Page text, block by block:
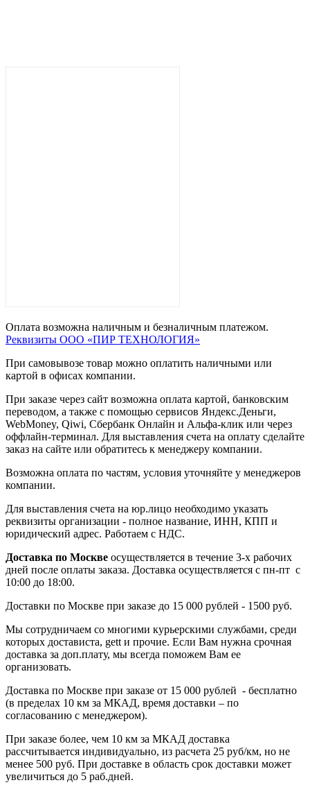
Оплата возможна наличным и безналичным платежом.
Реквизиты ООО «ПИР ТЕХНОЛОГИЯ»
При самовывозе товар можно оплатить наличными или
картой в офисах компании.
При заказе через сайт возможна оплата картой, банковским
переводом, а также с помощью сервисов Яндекс.Деньги,
WebMoney, Qiwi, Сбербанк Онлайн и Альфа-клик или через
оффлайн-терминал. Для выставления счета на оплату сделайте
заказ на сайте или обратитесь к менеджеру компании.
Возможна оплата по частям, условия уточняйте у менеджеров
компании.
Для выставления счета на юр.лицо необходимо указать
реквизиты организации - полное название, ИНН, КПП и
юридический адрес. Работаем с НДС.
Доставка по Москве осуществляется в течение 3-х рабочих
дней после оплаты заказа. Доставка осуществляется с пн-пт с
10:00 до 18:00.
Доставки по Москве при заказе до 15 000 рублей - 1500 руб.
Мы сотрудничаем со многими курьерскими службами, среди
которых достависта, gett и прочие. Если Вам нужна срочная
доставка за доп.плату, мы всегда поможем Вам ее
организовать.
Доставка по Москве при заказе от 15 000 рублей - бесплатно
(в пределах 10 км за МКАД, время доставки – по
согласованию с менеджером).
При заказе более, чем 10 км за МКАД доставка
рассчитывается индивидуально, из расчета 25 руб/км, но не
менее 500 руб. При доставке в область срок доставки может
увеличиться до 5 раб.дней.